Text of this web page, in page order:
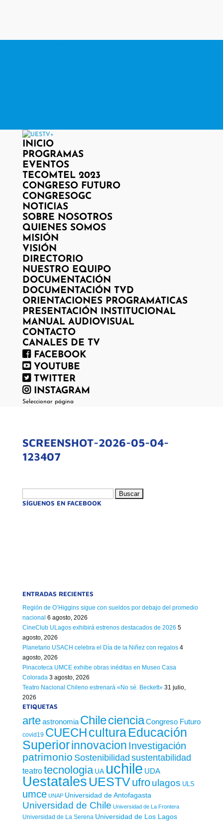
INICIO
PROGRAMAS
EVENTOS
TECOMTEL 2023
CONGRESO FUTURO
CONGRESOGC
NOTICIAS
SOBRE NOSOTROS
QUIENES SOMOS
MISIÓN
VISIÓN
DIRECTORIO
NUESTRO EQUIPO
DOCUMENTACIÓN
DOCUMENTACIÓN TVD
ORIENTACIONES PROGRAMATICAS
PRESENTACIÓN INSTITUCIONAL
MANUAL AUDIOVISUAL
CONTACTO
CANALES DE TV
FACEBOOK
YOUTUBE
TWITTER
INSTAGRAM
Seleccionar página
SCREENSHOT-2026-05-04-
123407
SÍGUENOS EN FACEBOOK
ENTRADAS RECIENTES
Región de O’Higgins sigue con sueldos por debajo del promedio
nacional 6 agosto, 2026
CineClub ULagos exhibirá estrenos destacados de 2026 5
agosto, 2026
Planetario USACH celebra el Día de la Niñez con regalos 4
agosto, 2026
Pinacoteca UMCE exhibe obras inéditas en Museo Casa
Colorada 3 agosto, 2026
Teatro Nacional Chileno estrenará «No sé. Beckett» 31 julio,
2026
ETIQUETAS
arteastronomia Chileciencia Congreso Futuro
covid19 CUECHculturaEducación
Superiorinnovacion Investigación
patrimonio Sostenibilidad sustentabilidad
teatrotecnologia UA uchile UDA
Uestatales UESTVufroulagos ULS
umce UNAP Universidad de Antofagasta
Universidad de Chile Universidad de La Frontera
Universidad de La Serena Universidad de Los Lagos